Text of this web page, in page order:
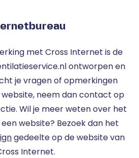
met Cross Internet is de
ontworpen en
je vragen of opmerkingen
neem dan contact op
Wil je meer weten over het
website? Bezoek dan het
gedeelte op de website van
Internet.